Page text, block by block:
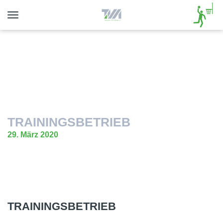
Toggle
TRAININGSBETRIEB
29. März 2020
TRAININGSBETRIEB